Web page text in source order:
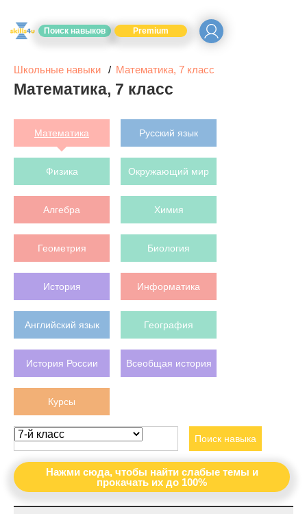
Поиск навыков Premium
Школьные навыки Математика, 7 класс
Математика, 7 класс
Математика Русский язык
Физика Окружающий мир
Алгебра Химия
Геометрия Биология
История Информатика
Английский язык География
История России Всеобщая история
Курсы
Поиск навыка
Нажми сюда, чтобы найти слабые темы и
прокачать их до 100%